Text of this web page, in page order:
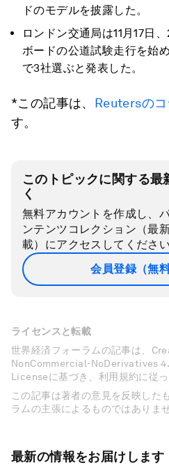
ドのモデルを披露した。
ロンドン交通局は11月17日
ボードの公道試験走行を始
で3社選ぶと発表した。
*この記事は、 Reutersのコ
す。
このトピックに関する最
く
無料アカウントを作成し、
ンテンツコレクション（最
載）にアクセスしてください
会員登録（無料
ライセンスと転載
世界経済フォーラムの記事は、
NonCommercial-NoDerivatives
Licenseに基づき、利用規約に従
この記事は著者の意見を反映した
ラムの主張によるものではありませ
最新の情報をお届けします